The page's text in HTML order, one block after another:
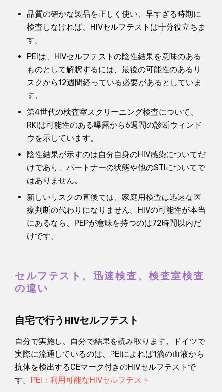
品質の確かな製品を正しく使い、早すぎる時期に
検査しなければ、HIVセルフテストは十分役立ちま
す。
PEIは、HIVセルフテストの陰性結果を意味のある
ものとして解釈するには、最後の可能性のあるリ
スクから12週間経っている必要があるとしていま
す。
第4世代の検査室スクリーニング検査について、
RKIは可能性のある曝露から6週間の診断ウィンド
ウを示しています。
陰性結果が示すのは自分自身のHIV感染についてだ
けであり、パートナーの状態や他のSTIについてで
はありません。
新しいリスクの直後では、家庭用検査は迅速な医
療判断の代わりになりません。HIVの可能性が本当
にあるなら、PEPが意味を持つのは72時間以内だ
けです。
セルフテスト、迅速検査、検査室検査
の違い
自宅で行うHIVセルフテスト
自分で実施し、自分で結果を読み取ります。ドイツで
実際に流通しているのは、PEIによれば1滴の血液から
抗体を検出するCEマーク付きのHIVセルフテストで
す。 PEI：利用可能なHIVセルフテスト